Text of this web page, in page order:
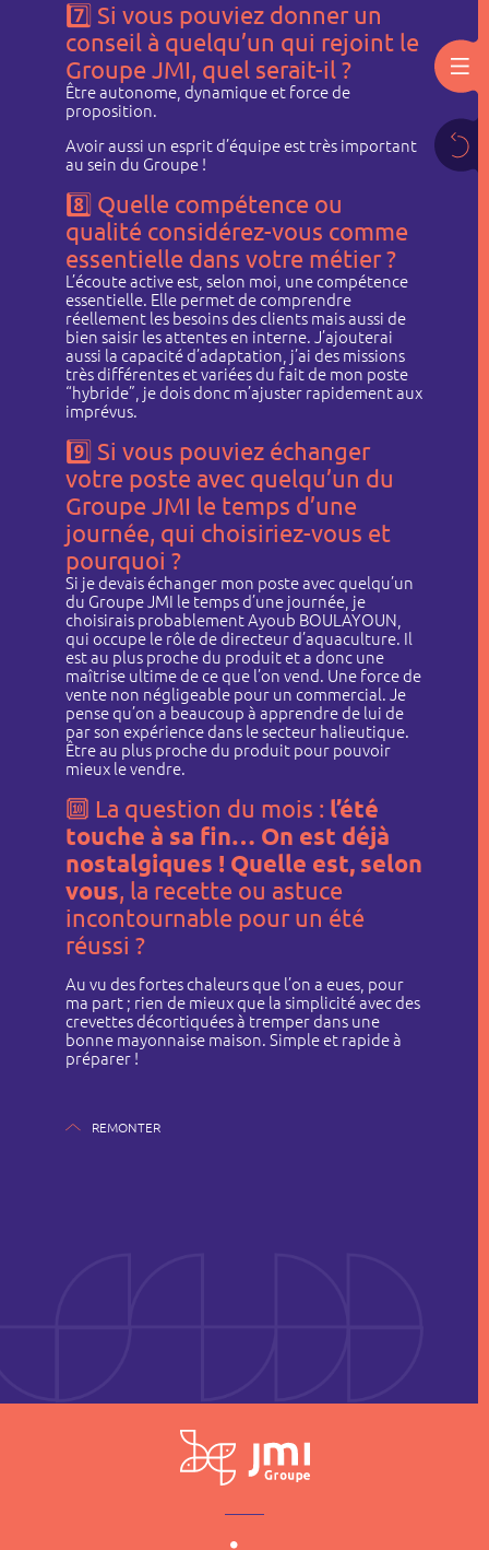
7️⃣ Si vous pouviez donner un
conseil à quelqu’un qui rejoint le
Groupe JMI, quel serait-il ?
Être autonome, dynamique et force de
proposition.
Avoir aussi un esprit d’équipe est très important
au sein du Groupe !
8️⃣ Quelle compétence ou
qualité considérez-vous comme
essentielle dans votre métier ?
L’écoute active est, selon moi, une compétence
essentielle. Elle permet de comprendre
réellement les besoins des clients mais aussi de
bien saisir les attentes en interne. J’ajouterai
aussi la capacité d’adaptation, j’ai des missions
très différentes et variées du fait de mon poste
“hybride”, je dois donc m’ajuster rapidement aux
imprévus.
9️⃣ Si vous pouviez échanger
votre poste avec quelqu’un du
Groupe JMI le temps d’une
journée, qui choisiriez-vous et
pourquoi ?
Si je devais échanger mon poste avec quelqu’un
du Groupe JMI le temps d’une journée, je
choisirais probablement Ayoub BOULAYOUN,
qui occupe le rôle de directeur d’aquaculture. Il
est au plus proche du produit et a donc une
maîtrise ultime de ce que l’on vend. Une force de
vente non négligeable pour un commercial. Je
pense qu’on a beaucoup à apprendre de lui de
par son expérience dans le secteur halieutique.
Être au plus proche du produit pour pouvoir
mieux le vendre.
🔟 La question du mois : l’été
touche à sa fin… On est déjà
nostalgiques ! Quelle est, selon
vous, la recette ou astuce
incontournable pour un été
réussi ?
Au vu des fortes chaleurs que l’on a eues, pour
ma part ; rien de mieux que la simplicité avec des
crevettes décortiquées à tremper dans une
bonne mayonnaise maison. Simple et rapide à
préparer !
REMONTER